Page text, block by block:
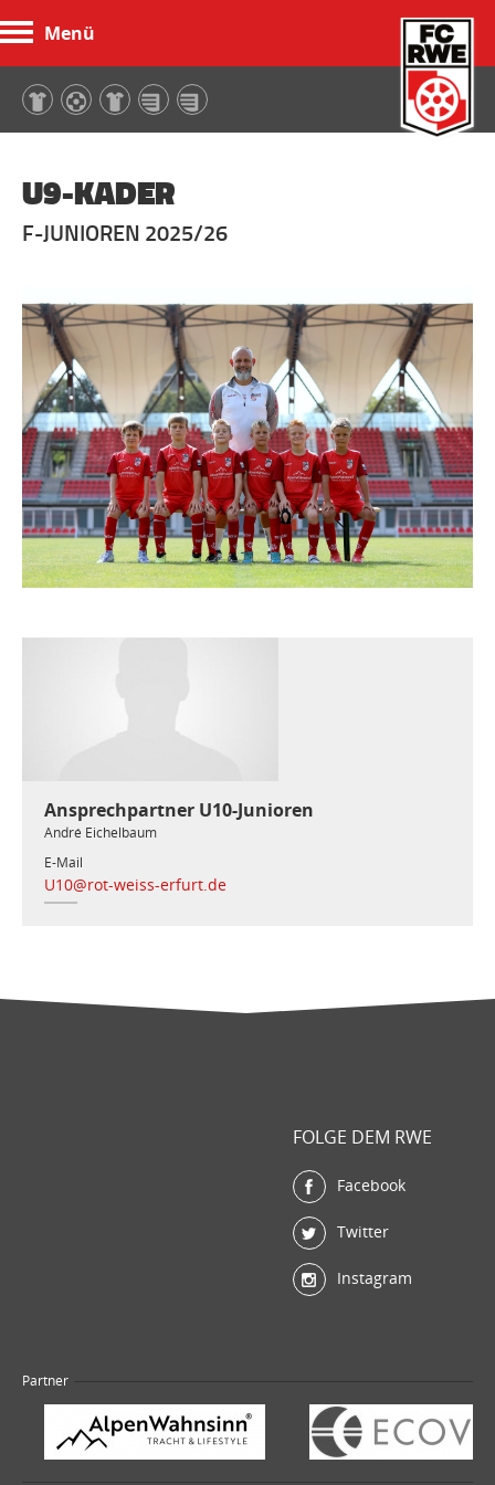
Menü
U9-KADER
F-JUNIOREN 2025/26
Ansprechpartner U10-Junioren
André Eichelbaum
E-Mail
U10@rot-weiss-erfurt.de
FOLGE DEM RWE
Facebook
Twitter
Instagram
Partner